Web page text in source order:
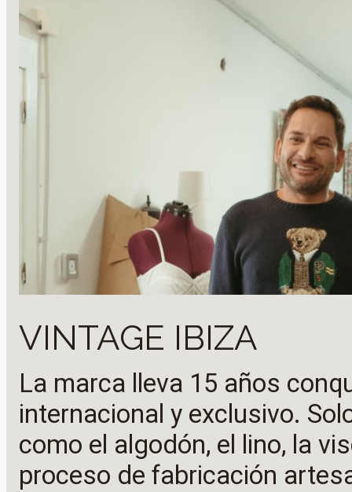
VINTAGE IBIZA
La marca lleva 15 años
internacional y exclusivo.
como el algodón, el lino, la
proceso de fabricación